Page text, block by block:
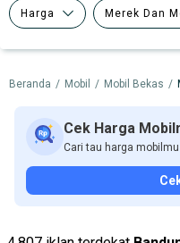
Harga Merek Dan
Tipe Bodi Tipe
Beranda / Mobil / Mobil Bekas /
Cek Harga
Cari tau harga